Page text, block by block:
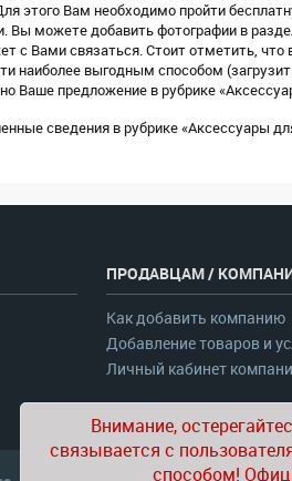
этого Вам необходимо пройти
можете добавить фотографии в
с Вами связаться. Стоит отметить,
наиболее выгодным способом
Ваше предложение в рубрике
сведения в рубрике «Аксессуары
ПРОДАВЦАМ /
Как добавить компанию
Добавление товаров и
Личный кабинет
Внимание,
связывается с
способом!